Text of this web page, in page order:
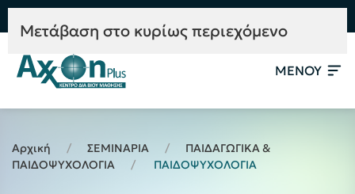
Mετάβαση στο κυρίως περιεχόμενο
ΜΕΝΟΥ
Αρχική ΣΕΜΙΝΑΡΙΑ
ΠΑΙΔΑΓΩΓΙΚΑ &
ΠΑΙΔΟΨΥΧΟΛΟΓΙΑ
ΠΑΙΔΟΨΥΧΟΛΟΓΙΑ